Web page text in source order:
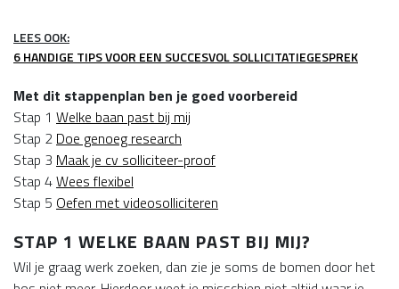
LEES OOK:
6 HANDIGE TIPS VOOR EEN SUCCESVOL SOLLICITATIEGESPREK
Met dit stappenplan ben je goed voorbereid
Stap 1 Welke baan past bij mij
Stap 2 Doe genoeg research
Stap 3 Maak je cv solliciteer-proof
Stap 4Wees flexibel
Stap 5 Oefen met videosolliciteren
STAP 1 WELKE BAAN PAST BIJ MIJ?
Wil je graag werk zoeken, dan zie je soms de bomen door het